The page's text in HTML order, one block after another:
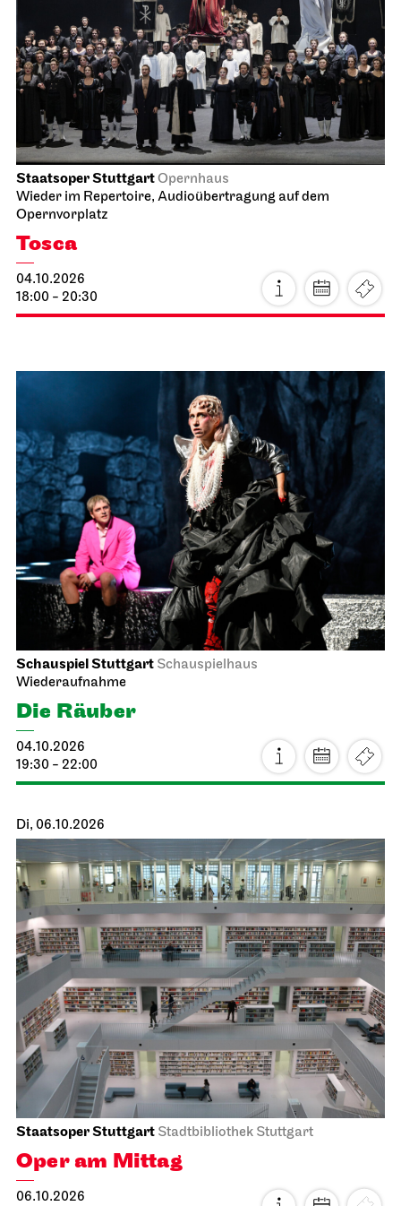
Staatsoper StuttgartOpernhaus
Wieder im Repertoire, Audioübertragung auf dem
Opernvorplatz
Tosca
04.10.2026
18:00 - 20:30
Schauspiel Stuttgart Schauspielhaus
Wiederaufnahme
Die Räuber
04.10.2026
19:30 - 22:00
Di, 06.10.2026
Staatsoper Stuttgart Stadtbibliothek Stuttgart
Oper am Mittag
06.10.2026